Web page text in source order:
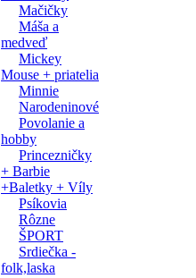
Mačičky
Máša a
medveď
Mickey
Mouse + priatelia
Minnie
Narodeninové
Povolanie a
hobby
Princezničky
+ Barbie
+Baletky + Víly
Psíkovia
Rôzne
ŠPORT
Srdiečka -
folk,laska